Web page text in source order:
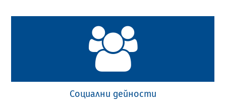
Социални дейности